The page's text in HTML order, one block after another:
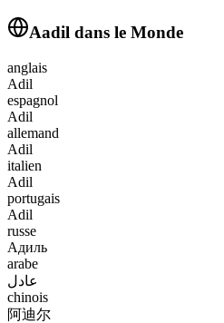
Aadil dans le Monde
anglais
Adil
espagnol
Adil
allemand
Adil
italien
Adil
portugais
Adil
russe
Адиль
arabe
عادل
chinois
阿迪尔